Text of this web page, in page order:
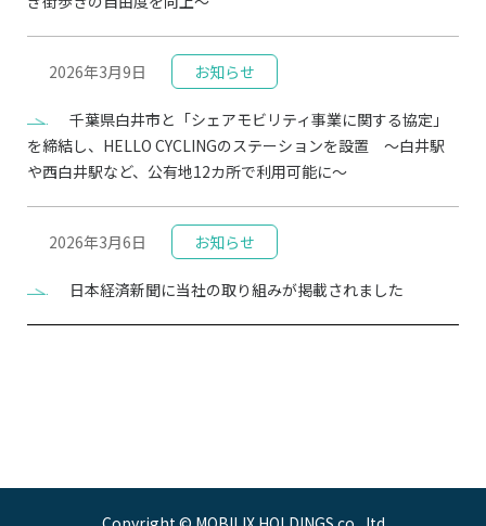
2026年3月9日 お知らせ
千葉県白井市と「シェアモビリティ事業に関する協定」
を締結し、HELLO CYCLINGのステーションを設置 ～白井駅
や西白井駅など、公有地12カ所で利用可能に～
2026年3月6日 お知らせ
日本経済新聞に当社の取り組みが掲載されました